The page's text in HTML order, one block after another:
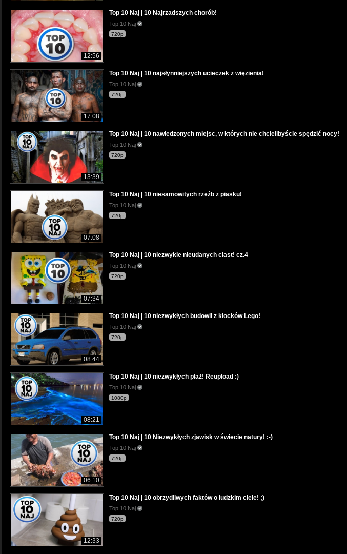
12:56
Top 10 Naj | 10 Najrzadszych chorób!
Top 10 Naj
720p
17:08
Top 10 Naj | 10 najsłynniejszych ucieczek z więzienia!
Top 10 Naj
720p
13:39
Top 10 Naj | 10 nawiedzonych miejsc, w których nie chcielibyście spędzić nocy!
Top 10 Naj
720p
07:08
Top 10 Naj | 10 niesamowitych rzeźb z piasku!
Top 10 Naj
720p
07:34
Top 10 Naj | 10 niezwykle nieudanych ciast! cz.4
Top 10 Naj
720p
08:44
Top 10 Naj | 10 niezwykłych budowli z klocków Lego!
Top 10 Naj
720p
08:21
Top 10 Naj | 10 niezwykłych plaż! Reupload :)
Top 10 Naj
1080p
06:10
Top 10 Naj | 10 Niezwykłych zjawisk w świecie natury! :-)
Top 10 Naj
720p
12:33
Top 10 Naj | 10 obrzydliwych faktów o ludzkim ciele! ;)
Top 10 Naj
720p